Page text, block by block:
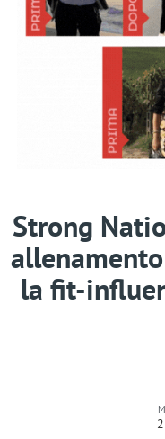
Strong
la fit-